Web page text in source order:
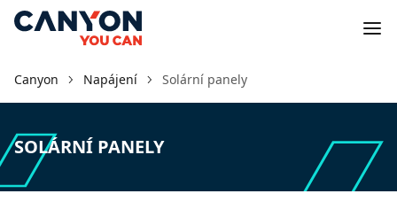
Canyon Napájení Solární panely
SOLÁRNÍ PANELY